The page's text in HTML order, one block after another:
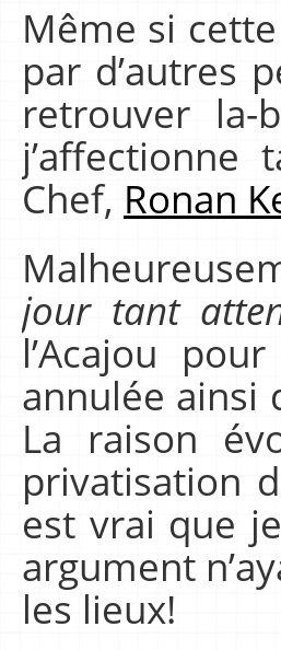
Même si
par d’autres
retrouver
Chef, Ronan
jour tant
l’Acajou
annulée ainsi
La raison
privatisation
est vrai que
argument
les lieux!